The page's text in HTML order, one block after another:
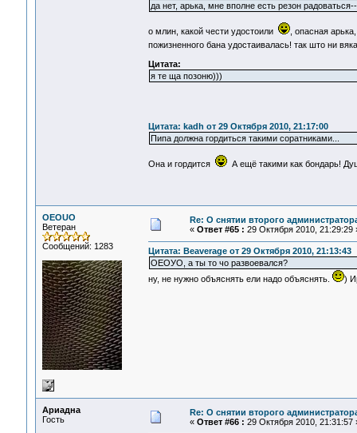
да нет, арька, мне вполне есть резон
о млин, какой чести удостоили
, опасная
пожизненного бана удостаивалась! так што ни
Цитата:
я те ща позоню)))
Цитата: kadh от 29 Октября 2010, 21:17:00
Пипа должна гордиться такими соратниками...
Она и гордится А ещё такими как бондарь!
OEOUO
Ветеран
Сообщений: 1283
Re: О снятии второго
« Ответ #65 : 29 Октября 2010, 21:29:29
Цитата: Beaverage от 29 Октября 2010, 21:13:43
ОЕОУО, а ты то чо развоевался?
ну, не нужно объяснять ели надо объяснять.
)
Ариадна
Гость
Re: О снятии второго
« Ответ #66 : 29 Октября 2010, 21:31:57